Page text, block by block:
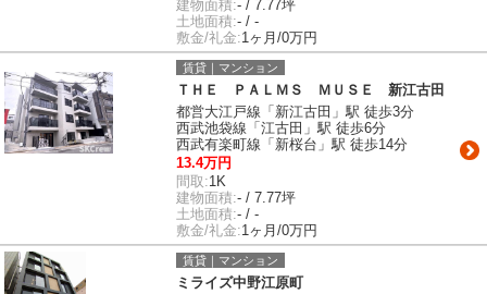
建物面積:- / 7.77坪
土地面積:- / -
敷金/礼金:1ヶ月/0万円
賃貸｜マンション
ＴＨＥ ＰＡＬＭＳ ＭＵＳＥ 新江古田
都営大江戸線「新江古田」駅 徒歩3分
西武池袋線「江古田」駅 徒歩6分
西武有楽町線「新桜台」駅 徒歩14分
13.4万円
間取:1K
建物面積:- / 7.77坪
土地面積:- / -
敷金/礼金:1ヶ月/0万円
賃貸｜マンション
ミライズ中野江原町